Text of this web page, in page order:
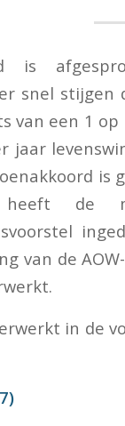
is
snel stijgen
van een 1
jaar
is
heeft
van de
in de